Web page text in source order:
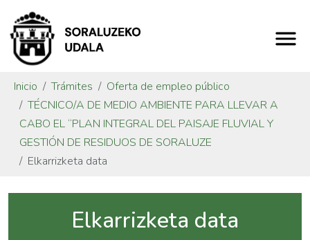
Inicio Trámites
Oferta de empleo público
TÉCNICO/A DE MEDIO AMBIENTE PARA LLEVAR A
CABO EL “PLAN INTEGRAL DEL PAISAJE FLUVIAL Y
GESTIÓN DE RESIDUOS DE SORALUZE
Elkarrizketa data
Elkarrizketa data